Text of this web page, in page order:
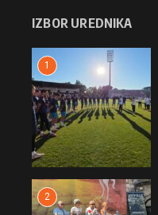
IZBOR UREDNIKA
1
2